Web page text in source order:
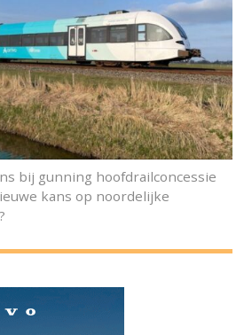
bij gunning hoofdrailconcessie
kans op noordelijke